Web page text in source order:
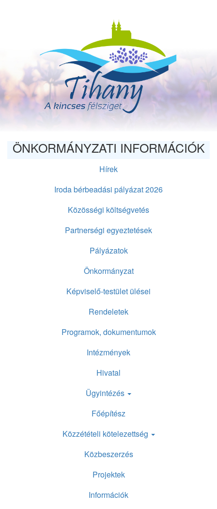
ÖNKORMÁNYZATI INFORMÁCIÓK
Hírek
Iroda bérbeadási pályázat 2026
Közösségi költségvetés
Partnerségi egyeztetések
Pályázatok
Önkormányzat
Képviselő-testület ülései
Rendeletek
Programok, dokumentumok
Intézmények
Hivatal
Ügyintézés
Főépítész
Közzétételi kötelezettség
Közbeszerzés
Projektek
Információk